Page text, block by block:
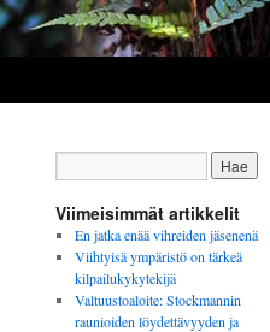
Viimeisimmät artikkelit
En jatka enää vihreiden jäsenenä
Viihtyisä ympäristö on tärkeä
kilpailukykytekijä
Valtuustoaloite: Stockmannin
raunioiden löydettävyyden ja